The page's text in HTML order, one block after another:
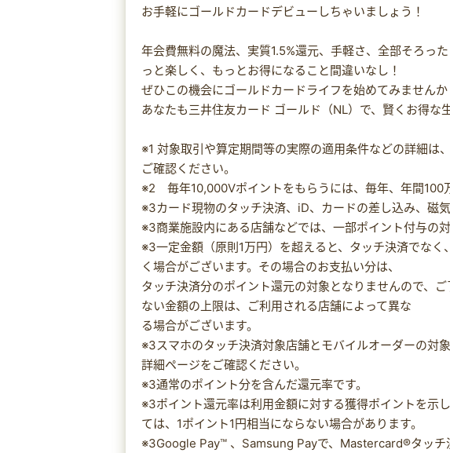
お手軽にゴールドカードデビューしちゃいましょう！
年会費無料の魔法、実質1.5%還元、手軽さ、全部そろっ
っと楽しく、もっとお得になること間違いなし！
ぜひこの機会にゴールドカードライフを始めてみませんか
あなたも三井住友カード ゴールド（NL）で、賢くお得な
※1 対象取引や算定期間等の実際の適用条件などの詳細は
ご確認ください。
※2 毎年10,000Vポイントをもらうには、毎年、年間100
※3カード現物のタッチ決済、iD、カードの差し込み、磁気
※3商業施設内にある店舗などでは、一部ポイント付与の対
※3一定金額（原則1万円）を超えると、タッチ決済でな
く場合がございます。その場合のお支払い分は、
タッチ決済分のポイント還元の対象となりませんので、
ない金額の上限は、ご利用される店舗によって異な
る場合がございます。
※3スマホのタッチ決済対象店舗とモバイルオーダーの対
詳細ページをご確認ください。
※3通常のポイント分を含んだ還元率です。
※3ポイント還元率は利用金額に対する獲得ポイントを示
ては、1ポイント1円相当にならない場合があります。
※3Google Pay™ 、Samsung Payで、Mastercard®タッチ